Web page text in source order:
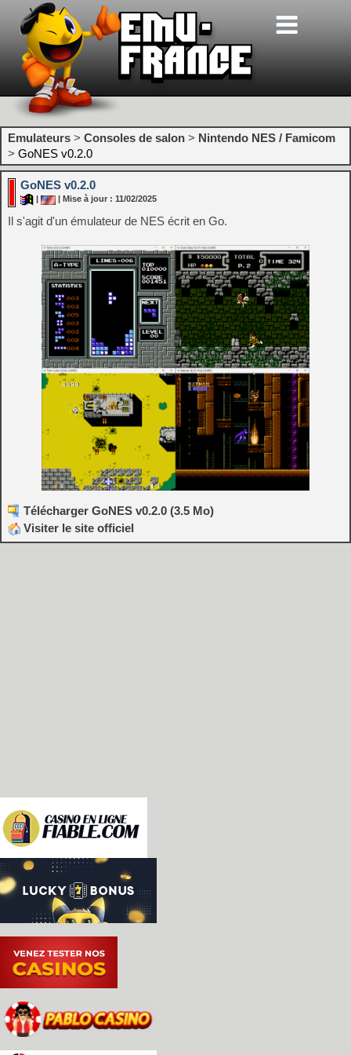
Emulateurs > Consoles de salon > Nintendo NES / Famicom
> GoNES v0.2.0
GoNES v0.2.0
| Mise à jour : 11/02/2025
Il s'agit d'un émulateur de NES écrit en Go.
Télécharger GoNES v0.2.0 (3.5 Mo)
Visiter le site officiel